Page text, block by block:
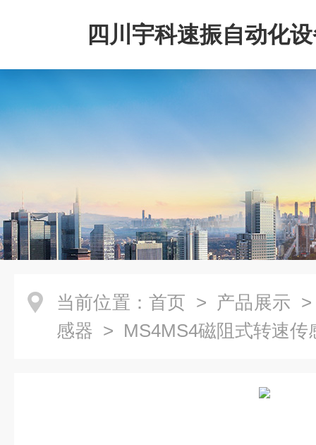
四川宇科速振自动化
公司
当前位置： 首页 > 产品展示
感器 > MS4MS4磁阻式转速传